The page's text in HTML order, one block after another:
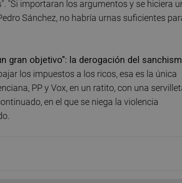
"Si importaran los argumentos y se hiciera
Sánchez, no habría urnas suficientes
gran objetivo": la derogación del
los impuestos a los ricos, esa es la única
PP y Vox, en un ratito, con una
en el que se niega la violencia